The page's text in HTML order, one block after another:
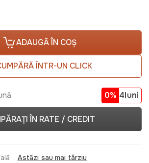
ADAUGĂ ÎN COȘ
ÎNTR-UN CLICK
0% 4luni
ÎN RATE / CREDIT
Astăzi sau mai târziu